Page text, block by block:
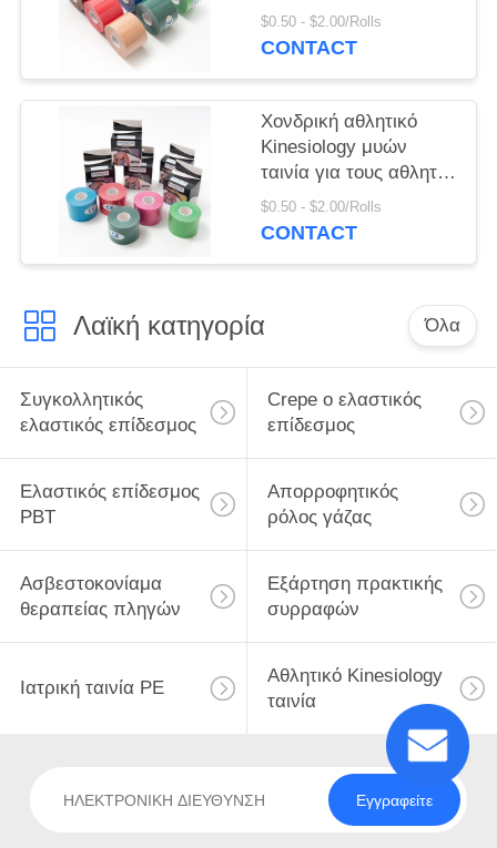
αθλητική ταινία για την
ανακούφιση πόνου
$0.50 - $2.00/Rolls
CONTACT
Χονδρική αθλητικό
Kinesiology μυών
ταινία για τους αθλητές
5cmx5m
$0.50 - $2.00/Rolls
CONTACT
Λαϊκή κατηγορία Όλα
Συγκολλητικός
ελαστικός επίδεσμος
Crepe ο ελαστικός
επίδεσμος
Ελαστικός επίδεσμος
PBT
Απορροφητικός
ρόλος γάζας
Ασβεστοκονίαμα
θεραπείας πληγών
Εξάρτηση πρακτικής
συρραφών
Ιατρική ταινία PE
Αθλητικό Kinesiology
ταινία
Εγγραφείτε